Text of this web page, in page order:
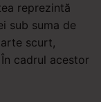
reprezintă
sub suma de
scurt,
cadrul acestor